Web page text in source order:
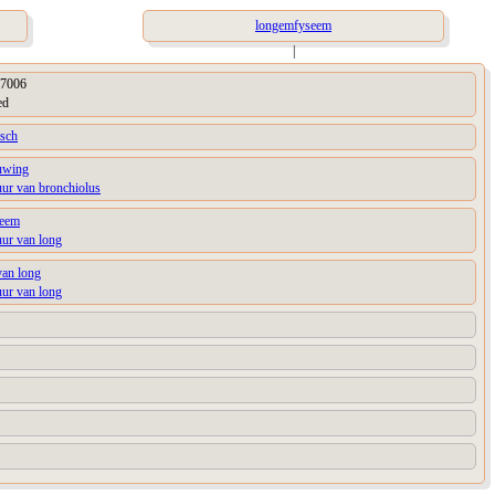
longemfyseem
|
van bronchiolus
van long
long
van long